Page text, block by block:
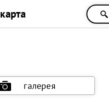
карта
галерея